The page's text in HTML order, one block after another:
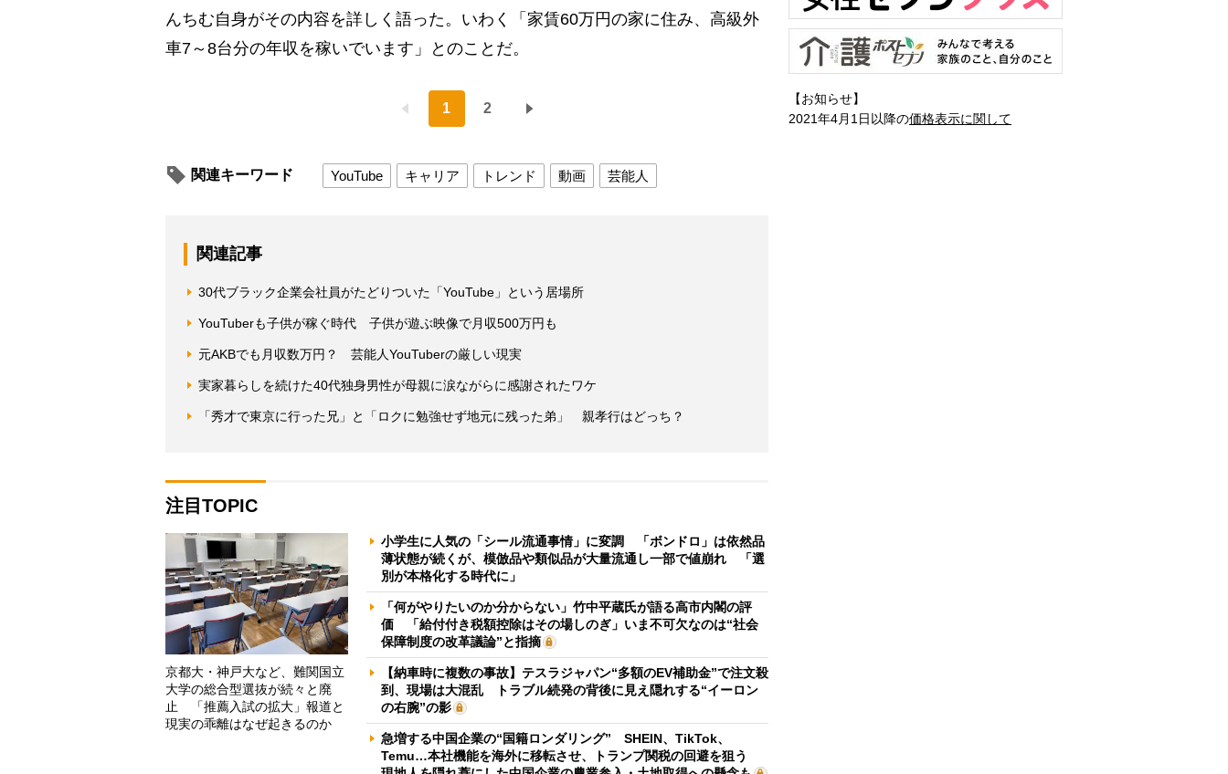
んちむ自身がその内容を詳しく語った。いわく「家賃60万円の家に住み、高級外
車7～8台分の年収を稼いでいます」とのことだ。
1 2
関連キーワード YouTube キャリア トレンド 動画 芸能人
関連記事
30代ブラック企業会社員がたどりついた「YouTube」という居場所
YouTuberも子供が稼ぐ時代 子供が遊ぶ映像で月収500万円も
元AKBでも月収数万円？ 芸能人YouTuberの厳しい現実
実家暮らしを続けた40代独身男性が母親に涙ながらに感謝されたワケ
「秀才で東京に行った兄」と「ロクに勉強せず地元に残った弟」 親孝行はどっち？
注目TOPIC
京都大・神戸大など、難関国立
大学の総合型選抜が続々と廃
止 「推薦入試の拡大」報道と
現実の乖離はなぜ起きるのか
小学生に人気の「シール流通事情」に変調 「ボンドロ」は依然品
薄状態が続くが、模倣品や類似品が大量流通し一部で値崩れ 「選
別が本格化する時代に」
「何がやりたいのか分からない」竹中平蔵氏が語る高市内閣の評
価 「給付付き税額控除はその場しのぎ」いま不可欠なのは“社会
保障制度の改革議論”と指摘
【納車時に複数の事故】テスラジャパン“多額のEV補助金”で注文殺
到、現場は大混乱 トラブル続発の背後に見え隠れする“イーロン
の右腕”の影
急増する中国企業の“国籍ロンダリング” SHEIN、TikTok、
Temu…本社機能を海外に移転させ、トランプ関税の回避を狙う
【お知らせ】
2021年4月1日以降の価格表示に関して